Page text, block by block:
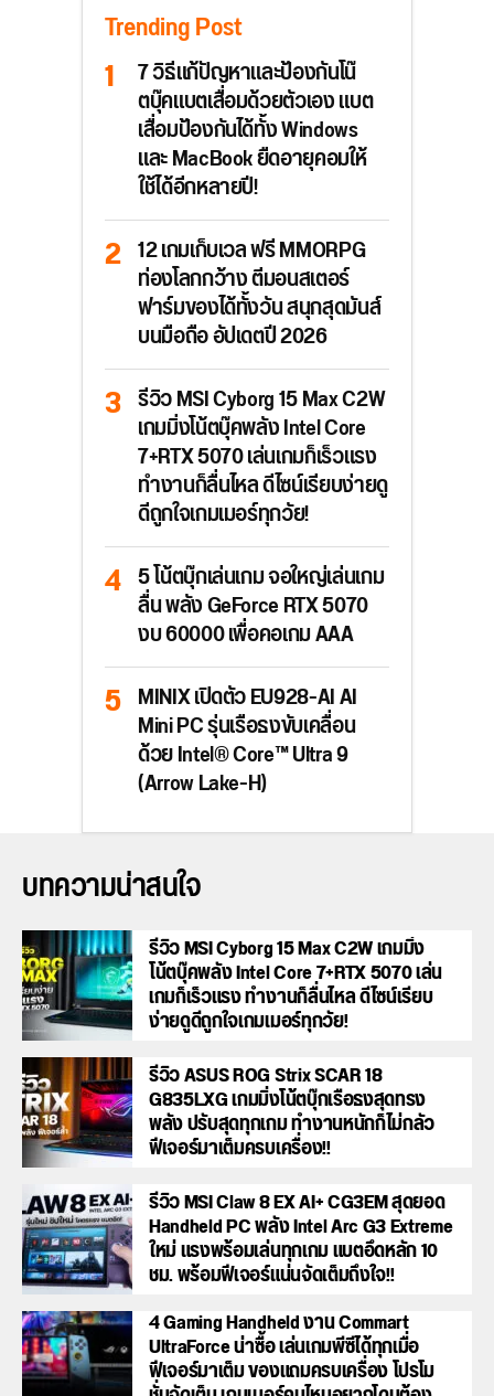
Trending Post
7 วิธีแก้ปัญหาและป้องกันโน๊
ตบุ๊คแบตเสื่อมด้วยตัวเอง แบต
เสื่อมป้องกันได้ทั้ง Windows
และ MacBook ยืดอายุคอมให้
ใช้ได้อีกหลายปี!
12 เกมเก็บเวล ฟรี MMORPG
ท่องโลกกว้าง ตีมอนสเตอร์
ฟาร์มของได้ทั้งวัน สนุกสุดมันส์
บนมือถือ อัปเดตปี 2026
รีวิว MSI Cyborg 15 Max C2W
เกมมิ่งโน้ตบุ๊คพลัง Intel Core
7+RTX 5070 เล่นเกมก็เร็วแรง
ทำงานก็ลื่นไหล ดีไซน์เรียบง่ายดู
ดีถูกใจเกมเมอร์ทุกวัย!
5 โน้ตบุ๊กเล่นเกม จอใหญ่เล่นเกม
ลื่น พลัง GeForce RTX 5070
งบ 60000 เพื่อคอเกม AAA
MINIX เปิดตัว EU928-AI AI
Mini PC รุ่นเรือธงขับเคลื่อน
ด้วย Intel® Core™ Ultra 9
(Arrow Lake-H)
บทความน่าสนใจ
รีวิว MSI Cyborg 15 Max C2W เกมมิ่ง
โน้ตบุ๊คพลัง Intel Core 7+RTX 5070 เล่น
เกมก็เร็วแรง ทำงานก็ลื่นไหล ดีไซน์เรียบ
ง่ายดูดีถูกใจเกมเมอร์ทุกวัย!
รีวิว ASUS ROG Strix SCAR 18
G835LXG เกมมิ่งโน้ตบุ๊กเรือธงสุดทรง
พลัง ปรับสุดทุกเกม ทำงานหนักก็ไม่กลัว
ฟีเจอร์มาเต็มครบเครื่อง!!
รีวิว MSI Claw 8 EX AI+ CG3EM สุดยอด
Handheld PC พลัง Intel Arc G3 Extreme
ใหม่ แรงพร้อมเล่นทุกเกม แบตอึดหลัก 10
ชม. พร้อมฟีเจอร์แน่นจัดเต็มถึงใจ!!
4 Gaming Handheld งาน Commart
UltraForce น่าซื้อ เล่นเกมพีซีได้ทุกเมื่อ
ฟีเจอร์มาเต็ม ของแถมครบเครื่อง โปรโม